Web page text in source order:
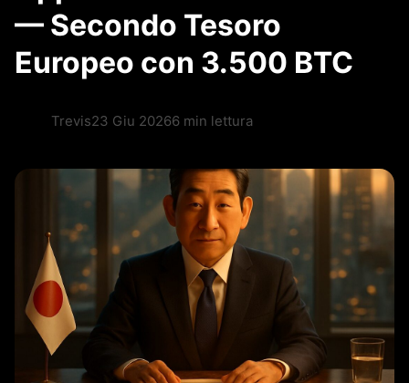
— Secondo Tesoro
Europeo con 3.500 BTC
Trevis23 Giu 20266 min lettura